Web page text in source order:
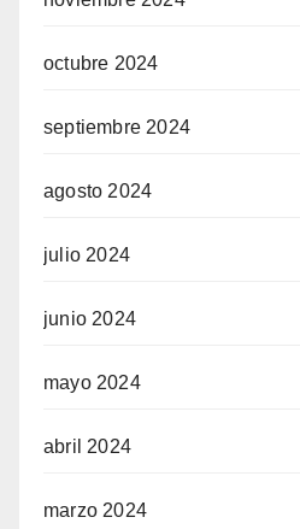
octubre 2024
septiembre 2024
agosto 2024
julio 2024
junio 2024
mayo 2024
abril 2024
marzo 2024